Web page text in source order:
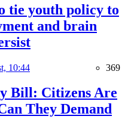
tie youth policy to
and brain
10:44 369
Bill: Citizens Are
They Demand